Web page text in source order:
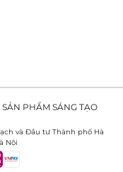
PHẨM SÁNG TẠO
và Đầu tư Thành phố Hà
Nội